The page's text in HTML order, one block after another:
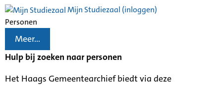
Mijn Studiezaal (inloggen)
Personen
Meer...
Hulp bij zoeken naar personen
Het Haags Gemeentearchief biedt via deze